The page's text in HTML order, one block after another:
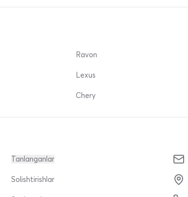
Ravon
Lexus
Chery
Tanlanganlar
Solishtirishlar